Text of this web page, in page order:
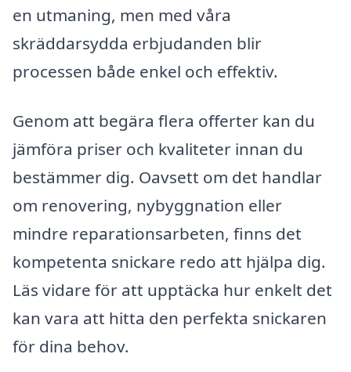
en utmaning, men med våra
skräddarsydda erbjudanden blir
processen både enkel och effektiv.
Genom att begära flera offerter kan du
jämföra priser och kvaliteter innan du
bestämmer dig. Oavsett om det handlar
om renovering, nybyggnation eller
mindre reparationsarbeten, finns det
kompetenta snickare redo att hjälpa dig.
Läs vidare för att upptäcka hur enkelt det
kan vara att hitta den perfekta snickaren
för dina behov.